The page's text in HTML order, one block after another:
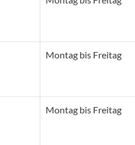
Montag bis Freitag
Montag bis Freitag